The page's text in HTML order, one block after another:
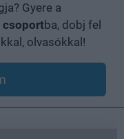
Gyere a
csoportba, dobj fel
olvasókkal!